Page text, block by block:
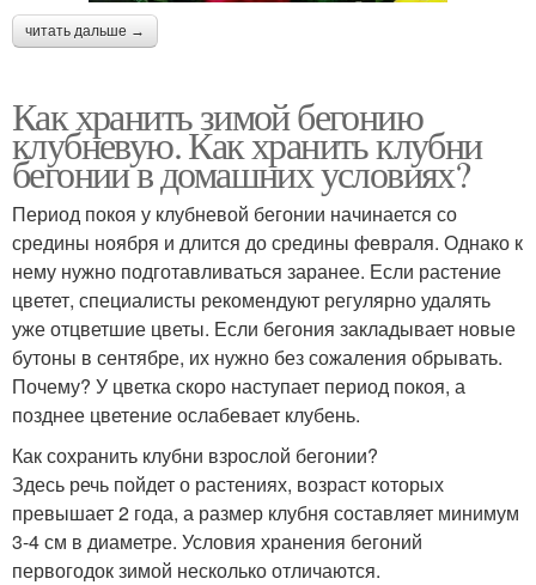
читать дальше →
Как хранить зимой бегонию
клубневую. Как хранить клубни
бегонии в домашних условиях?
Период покоя у клубневой бегонии начинается со
средины ноября и длится до средины февраля. Однако к
нему нужно подготавливаться заранее. Если растение
цветет, специалисты рекомендуют регулярно удалять
уже отцветшие цветы. Если бегония закладывает новые
бутоны в сентябре, их нужно без сожаления обрывать.
Почему? У цветка скоро наступает период покоя, а
позднее цветение ослабевает клубень.
Как сохранить клубни взрослой бегонии?
Здесь речь пойдет о растениях, возраст которых
превышает 2 года, а размер клубня составляет минимум
3-4 см в диаметре. Условия хранения бегоний
первогодок зимой несколько отличаются.